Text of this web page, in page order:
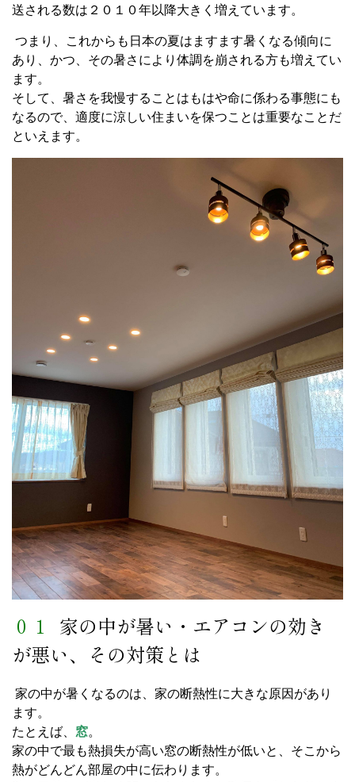
送される数は２０１０年以降大きく増えています。
つまり、これからも日本の夏はますます暑くなる傾向に
あり、かつ、その暑さにより体調を崩される方も増えてい
ます。
そして、暑さを我慢することはもはや命に係わる事態にも
なるので、適度に涼しい住まいを保つことは重要なことだ
といえます。
０１ 家の中が暑い・エアコンの効き
が悪い、その対策とは
家の中が暑くなるのは、家の断熱性に大きな原因があり
ます。
たとえば、 窓。
家の中で最も熱損失が高い窓の断熱性が低いと、そこから
熱がどんどん部屋の中に伝わります。